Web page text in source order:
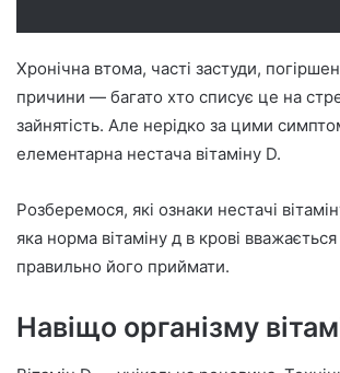
Хронічна втома, часті застуди,
причини — багато хто списує це на
зайнятість. Але нерідко за цими
елементарна нестача вітаміну D.
Розберемося, які ознаки нестачі
яка норма вітаміну д в крові
правильно його приймати.
Навіщо організму